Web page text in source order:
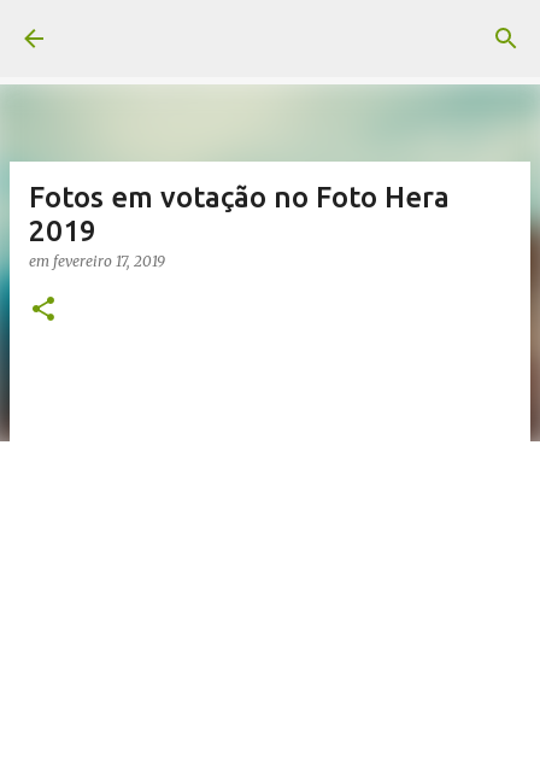
Fotos em votação no Foto Hera
2019
em fevereiro 17, 2019